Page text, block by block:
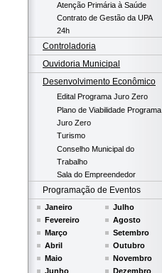
Atenção Primária à Saúde
Contrato de Gestão da UPA
24h
Controladoria
Ouvidoria Municipal
Desenvolvimento Econômico
Edital Programa Juro Zero
Plano de Viabilidade Programa
Juro Zero
Turismo
Conselho Municipal do
Trabalho
Sala do Empreendedor
Programação de Eventos
Janeiro
Fevereiro
Março
Abril
Maio
Junho
Julho
Agosto
Setembro
Outubro
Novembro
Dezembro